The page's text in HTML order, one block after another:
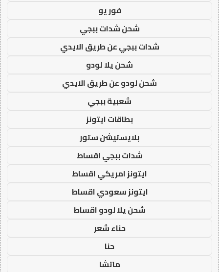
فور يو
شحن شدات ببجي
شدات ببجي عن طريق الايدي
شحن يلا لودو
شحن لودو عن طريق الايدي
شعبية ببجي
بطاقات ايتونز
بلايستيشن ستور
شدات ببجي اقساط
ايتونز امريكي اقساط
ايتونز سعودي اقساط
شحن يلا لودو اقساط
حناء شعر
حنا
ماتشا